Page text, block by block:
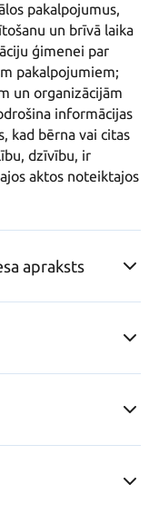
pakalpojumus,
un brīvā laika
ģimenei par
pakalpojumiem;
un organizācijām
informācijas
kad bērna vai citas
dzīvību, ir
aktos noteiktajos
apraksts